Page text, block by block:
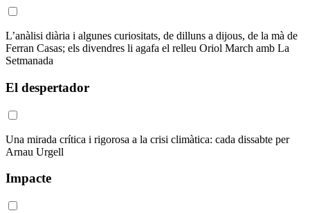
L’anàlisi diària i algunes curiositats, de dilluns a dijous, de la mà de
Ferran Casas; els divendres li agafa el relleu Oriol March amb La
Setmanada
El despertador
Una mirada crítica i rigorosa a la crisi climàtica: cada dissabte per
Arnau Urgell
Impacte